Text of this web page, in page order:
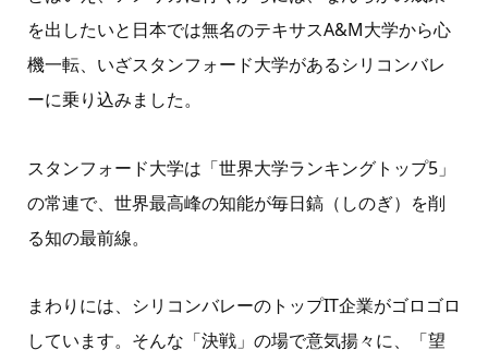
を出したいと日本では無名のテキサスA&M大学から心
機一転、いざスタンフォード大学があるシリコンバレ
ーに乗り込みました。
スタンフォード大学は「世界大学ランキングトップ5」
の常連で、世界最高峰の知能が毎日鎬（しのぎ）を削
る知の最前線。
まわりには、シリコンバレーのトップIT企業がゴロゴロ
しています。そんな「決戦」の場で意気揚々に、「望